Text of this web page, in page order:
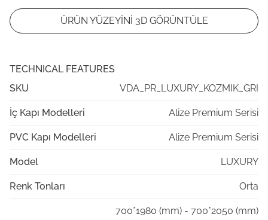
ÜRÜN YÜZEYİNİ 3D GÖRÜNTÜLE
TECHNICAL FEATURES
SKU
VDA_PR_LUXURY_KOZMIK_GRI
İç Kapı Modelleri Alize Premium Serisi
PVC Kapı Modelleri Alize Premium Serisi
Model LUXURY
Renk Tonları Orta
700*1980 (mm) - 700*2050 (mm)